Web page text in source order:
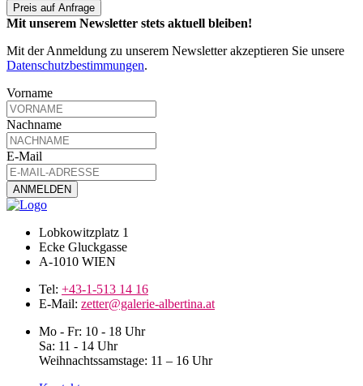
Preis auf Anfrage
Mit unserem Newsletter stets aktuell bleiben!
Mit der Anmeldung zu unserem Newsletter akzeptieren Sie unsere
Datenschutzbestimmungen.
Vorname
Nachname
E-Mail
Lobkowitzplatz 1
Ecke Gluckgasse
A-1010 WIEN
Tel: +43-1-513 14 16
E-Mail: zetter@galerie-albertina.at
Mo - Fr: 10 - 18 Uhr
Sa: 11 - 14 Uhr
Weihnachtssamstage: 11 – 16 Uhr